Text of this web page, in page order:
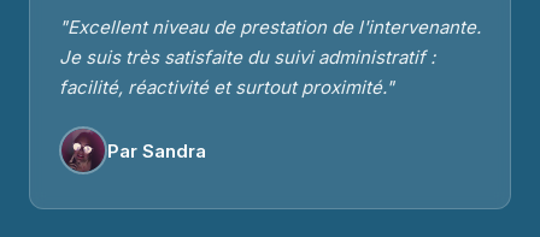
"Excellent niveau de prestation de l'intervenante.
Je suis très satisfaite du suivi administratif :
facilité, réactivité et surtout proximité."
Par Sandra